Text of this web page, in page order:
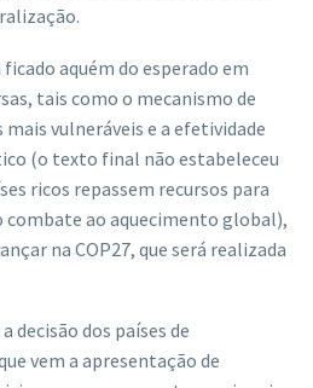
aquém do esperado em
tais como o mecanismo de
mais vulneráveis e a efetividade
(o texto final não estabeleceu
ricos repassem recursos para
combate ao aquecimento global),
na COP27, que será realizada
dos países de
vem a apresentação de